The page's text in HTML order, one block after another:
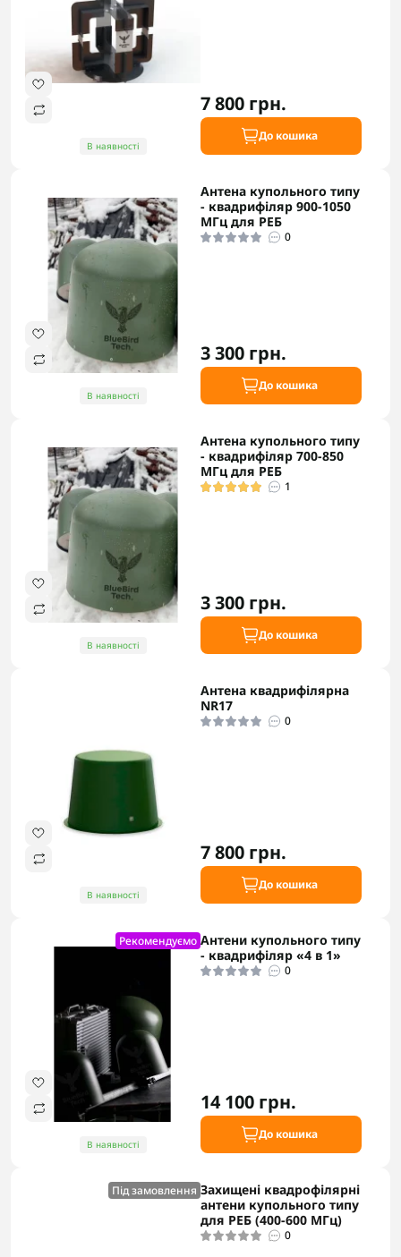
В наявності
7 800 грн.
До кошика
В наявності
Антена купольного типу
- квадрифіляр 900-1050
МГц для РЕБ
0
3 300 грн.
До кошика
В наявності
Антена купольного типу
- квадрифіляр 700-850
МГц для РЕБ
1
3 300 грн.
До кошика
В наявності
Антена квадрифілярна
NR17
0
7 800 грн.
До кошика
Рекомендуємо
В наявності
Антени купольного типу
- квадрифіляр «4 в 1»
0
14 100 грн.
До кошика
Під замовлення Захищені квадрофілярні
антени купольного типу
для РЕБ (400-600 МГц)
0